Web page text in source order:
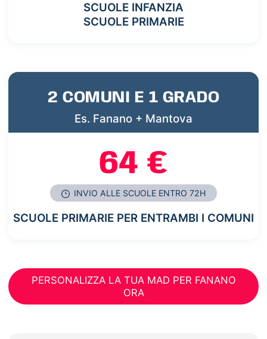
SCUOLE INFANZIA
SCUOLE PRIMARIE
2 COMUNI E 1 GRADO
Es. Fanano + Mantova
64 €
INVIO ALLE SCUOLE ENTRO 72H
SCUOLE PRIMARIE PER ENTRAMBI I COMUNI
PERSONALIZZA LA TUA MAD PER FANANO
ORA